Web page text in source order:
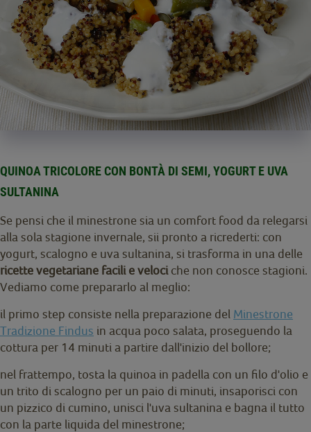
QUINOA TRICOLORE CON BONTÀ DI SEMI, YOGURT E UVA
SULTANINA
Se pensi che il minestrone sia un comfort food da relegarsi
alla sola stagione invernale, sii pronto a ricrederti: con
yogurt, scalogno e uva sultanina, si trasforma in una delle
ricette vegetariane facili e veloci che non conosce stagioni.
Vediamo come prepararlo al meglio:
il primo step consiste nella preparazione del Minestrone
Tradizione Findus in acqua poco salata, proseguendo la
cottura per 14 minuti a partire dall'inizio del bollore;
nel frattempo, tosta la quinoa in padella con un filo d'olio e
un trito di scalogno per un paio di minuti, insaporisci con
un pizzico di cumino, unisci l'uva sultanina e bagna il tutto
con la parte liquida del minestrone;